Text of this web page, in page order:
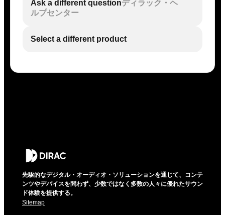
Ask a different questionディラック・ヘ
ルプセンター
Select a different product
先駆的なデジタル・オーディオ・ソリューションを通じて、コンテ
ンツやデバイスを問わず、少数ではなく多数の人々に優れたサウン
ド体験を提供する。
Sitemap